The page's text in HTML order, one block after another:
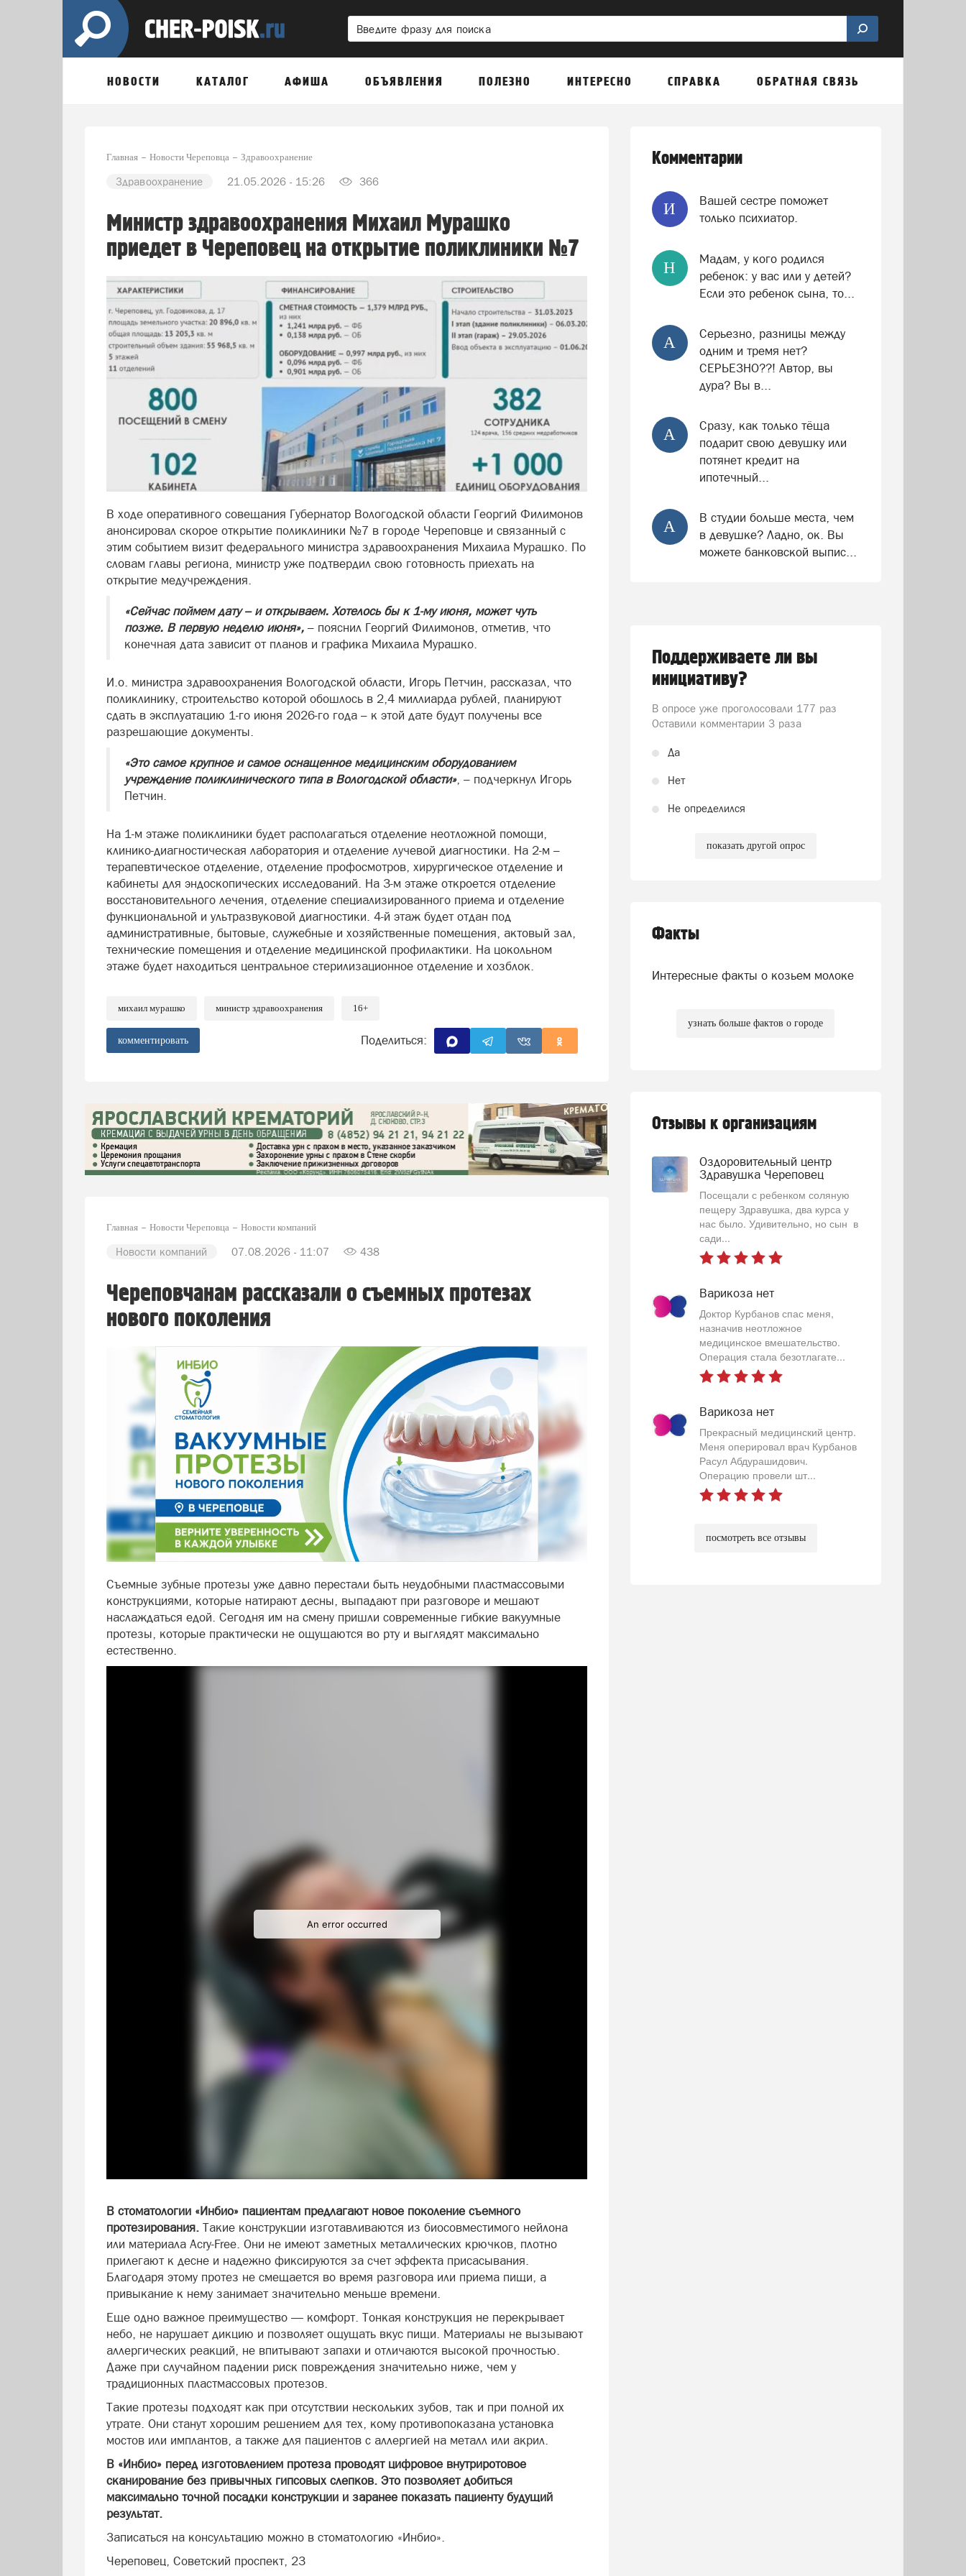
НОВОСТИ КАТАЛОГ АФИША ОБЪЯВЛЕНИЯ ПОЛЕЗНО ИНТЕРЕСНО СПРАВКА ОБРАТНАЯ СВЯЗЬ
Главная Новости Череповца Здравоохранение
Здравоохранение 21.05.2026 - 15:26 366
Министр здравоохранения Михаил Мурашко
приедет в Череповец на открытие поликлиники №7
В ходе оперативного совещания Губернатор Вологодской области Георгий Филимонов
анонсировал скорое открытие поликлиники №7 в городе Череповце и связанный с
этим событием визит федерального министра здравоохранения Михаила Мурашко. По
словам главы региона, министр уже подтвердил свою готовность приехать на
открытие медучреждения.
«Сейчас поймем дату – и открываем. Хотелось бы к 1-му июня, может чуть
позже. В первую неделю июня», – пояснил Георгий Филимонов, отметив, что
конечная дата зависит от планов и графика Михаила Мурашко.
И.о. министра здравоохранения Вологодской области, Игорь Петчин, рассказал, что
поликлинику, строительство которой обошлось в 2,4 миллиарда рублей, планируют
сдать в эксплуатацию 1-го июня 2026-го года – к этой дате будут получены все
разрешающие документы.
«Это самое крупное и самое оснащенное медицинским оборудованием
учреждение поликлинического типа в Вологодской области», – подчеркнул Игорь
Петчин.
На 1-м этаже поликлиники будет располагаться отделение неотложной помощи,
клинико-диагностическая лаборатория и отделение лучевой диагностики. На 2-м –
терапевтическое отделение, отделение профосмотров, хирургическое отделение и
кабинеты для эндоскопических исследований. На 3-м этаже откроется отделение
восстановительного лечения, отделение специализированного приема и отделение
функциональной и ультразвуковой диагностики. 4-й этаж будет отдан под
административные, бытовые, служебные и хозяйственные помещения, актовый зал,
технические помещения и отделение медицинской профилактики. На цокольном
этаже будет находиться центральное стерилизационное отделение и хозблок.
михаил мурашко министр здравоохранения 16+
комментировать Поделиться:
Главная Новости Череповца Новости компаний
Новости компаний 07.08.2026 - 11:07 438
Череповчанам рассказали о съемных протезах
нового поколения
Съемные зубные протезы уже давно перестали быть неудобными пластмассовыми
конструкциями, которые натирают десны, выпадают при разговоре и мешают
наслаждаться едой. Сегодня им на смену пришли современные гибкие вакуумные
протезы, которые практически не ощущаются во рту и выглядят максимально
естественно.
В стоматологии «Инбио» пациентам предлагают новое поколение съемного
протезирования. Такие конструкции изготавливаются из биосовместимого нейлона
или материала Acry-Free. Они не имеют заметных металлических крючков, плотно
прилегают к десне и надежно фиксируются за счет эффекта присасывания.
Благодаря этому протез не смещается во время разговора или приема пищи, а
привыкание к нему занимает значительно меньше времени.
Еще одно важное преимущество — комфорт. Тонкая конструкция не перекрывает
небо, не нарушает дикцию и позволяет ощущать вкус пищи. Материалы не вызывают
аллергических реакций, не впитывают запахи и отличаются высокой прочностью.
Даже при случайном падении риск повреждения значительно ниже, чем у
традиционных пластмассовых протезов.
Такие протезы подходят как при отсутствии нескольких зубов, так и при полной их
утрате. Они станут хорошим решением для тех, кому противопоказана установка
мостов или имплантов, а также для пациентов с аллергией на металл или акрил.
В «Инбио» перед изготовлением протеза проводят цифровое внутриротовое
сканирование без привычных гипсовых слепков. Это позволяет добиться
максимально точной посадки конструкции и заранее показать пациенту будущий
результат.
Записаться на консультацию можно в стоматологию «Инбио».
Череповец, Советский проспект, 23
Комментарии
И
Вашей сестре поможет
только психиатор.
Н
Мадам, у кого родился
ребенок: у вас или у детей?
Если это ребенок сына, то...
А
Серьезно, разницы между
одним и тремя нет?
СЕРЬЕЗНО??! Автор, вы
дура? Вы в...
А
Сразу, как только тёща
подарит свою девушку или
потянет кредит на
ипотечный...
А
В студии больше места, чем
в девушке? Ладно, ок. Вы
можете банковской выпис...
Поддерживаете ли вы
инициативу?
В опросе уже проголосовали 177 раз
Оставили комментарии 3 раза
Да
Нет
Не определился
показать другой опрос
Факты
Интересные факты о козьем молоке
узнать больше фактов о городе
Отзывы к организациям
Оздоровительный центр
Здравушка Череповец
Посещали с ребенком соляную
пещеру Здравушка, два курса у
нас было. Удивительно, но сын в
сади...
Варикоза нет
Доктор Курбанов спас меня,
назначив неотложное
медицинское вмешательство.
Операция стала безотлагате...
Варикоза нет
Прекрасный медицинский центр.
Меня оперировал врач Курбанов
Расул Абдурашидович.
Операцию провели шт...
посмотреть все отзывы